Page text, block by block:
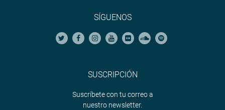
“La seguridad ciudadana no se logra con más sanciones,
responsable. Desde mi rol legislativo reafirmo mi
SÍGUENOS
SUSCRIPCIÓN
Suscríbete con tu correo a
nuestro newsletter.